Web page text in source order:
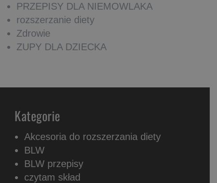
PRZEPISY DLA NIEMOWLAKA
rozszerzanie diety
Zdrowie
ZUPY DLA DZIECKA
Kategorie
Akcesoria do rozszerzania diety
BLW
BLW przepisy
czytam skład